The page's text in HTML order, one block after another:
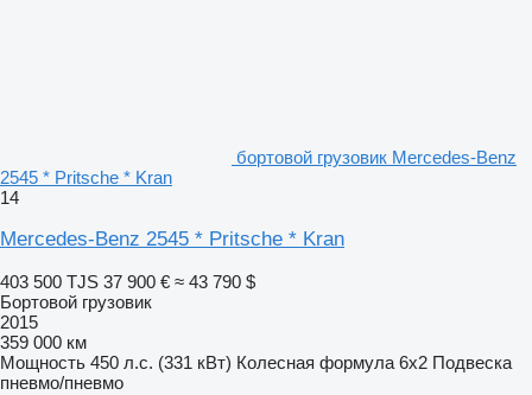
бортовой грузовик Mercedes-Benz
2545 * Pritsche * Kran
14
Mercedes-Benz 2545 * Pritsche * Kran
403 500 TJS 37 900 € ≈ 43 790 $
Бортовой грузовик
2015
359 000 км
Мощность 450 л.с. (331 кВт) Колесная формула 6x2 Подвеска
пневмо/пневмо